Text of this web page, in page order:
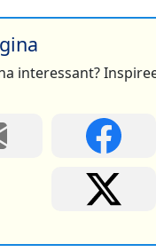
interessant?